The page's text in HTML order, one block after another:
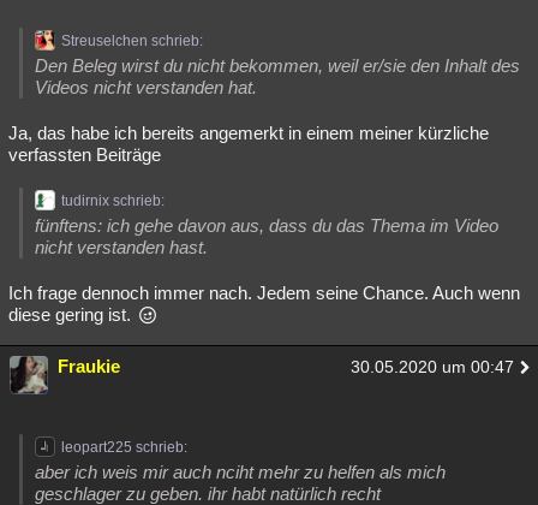
Streuselchen schrieb:
Den Beleg wirst du nicht bekommen, weil er/sie den Inhalt des
Videos nicht verstanden hat.
Ja, das habe ich bereits angemerkt in einem meiner kürzliche
verfassten Beiträge
tudirnix schrieb:
fünftens: ich gehe davon aus, dass du das Thema im Video
nicht verstanden hast.
Ich frage dennoch immer nach. Jedem seine Chance. Auch wenn
diese gering ist.
Fraukie 30.05.2020 um 00:47
leopart225 schrieb:
aber ich weis mir auch nciht mehr zu helfen als mich
geschlager zu geben. ihr habt natürlich recht